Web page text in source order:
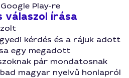
Play-re
válaszol írása
kérdés és a rájuk adott
egy megadott
pár mondatosnak
magyar nyelvű honlapról